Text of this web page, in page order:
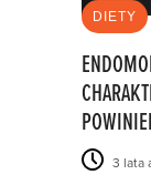
DIETY
3 lata